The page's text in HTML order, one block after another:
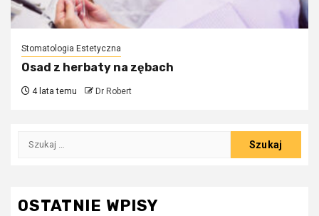
Stomatologia Estetyczna
Osad z herbaty na zębach
4 lata temu Dr Robert
Szukaj:
OSTATNIE WPISY